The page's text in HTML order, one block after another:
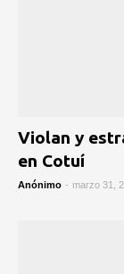
Violan y
en Cotuí
Anónimo - marzo 31,